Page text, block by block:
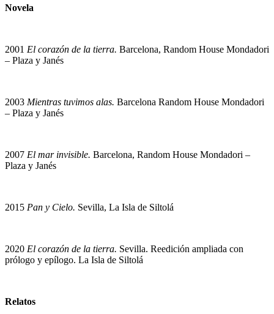
Novela
2001 El corazón de la tierra. Barcelona, Random House Mondadori
– Plaza y Janés
2003 Mientras tuvimos alas. Barcelona Random House Mondadori
– Plaza y Janés
2007 El mar invisible. Barcelona, Random House Mondadori –
Plaza y Janés
2015 Pan y Cielo. Sevilla, La Isla de Siltolá
2020 El corazón de la tierra. Sevilla. Reedición ampliada con
prólogo y epílogo. La Isla de Siltolá
Relatos